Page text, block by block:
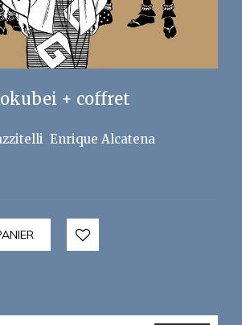
+ coffret
Enrique Alcatena